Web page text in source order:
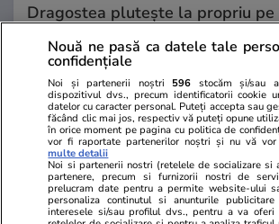
Dragostea plutește la propriu pe
transformat marea într-o scenă
de film romantic. Turiștii prezenți
s-au uitat de două ori
POLITIC
Politică
Nouă ne pasă ca datele tale
confidențiale
Noi și partenerii noștri 596 stocăm și/sau
dispozitivul dvs., precum identificatorii cookie
datelor cu caracter personal. Puteți accepta sau
făcând clic mai jos, respectiv vă puteți opune
în orice moment pe pagina cu politica de
vor fi raportate partenerilor noștri și nu vă vor
multe detalii
Noi si partenerii nostri (retelele de socializare si
partenere, precum si furnizorii nostri de
prelucram date pentru a permite website-ului
personaliza continutul si anunturile
interesele si/sau profilul dvs., pentru a va oferi